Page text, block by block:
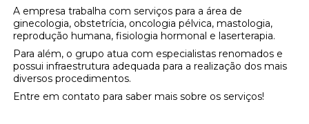
A empresa trabalha com serviços para a área de
ginecologia, obstetrícia, oncologia pélvica, mastologia,
reprodução humana, fisiologia hormonal e laserterapia.
Para além, o grupo atua com especialistas renomados e
possui infraestrutura adequada para a realização dos mais
diversos procedimentos.
Entre em contato para saber mais sobre os serviços!